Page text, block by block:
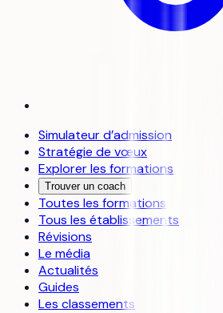
Simulateur d’admission
Stratégie de vœux
Explorer les formations
Trouver un coach
Toutes les formations
Tous les établissements
Révisions
Le média
Actualités
Guides
Les classements